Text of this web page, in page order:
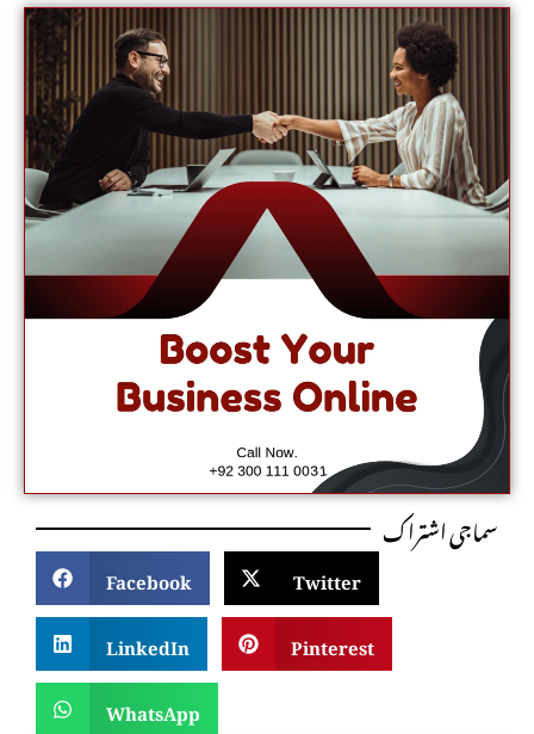
سماجی اشتراک
Facebook
Twitter
LinkedIn
Pinterest
WhatsApp